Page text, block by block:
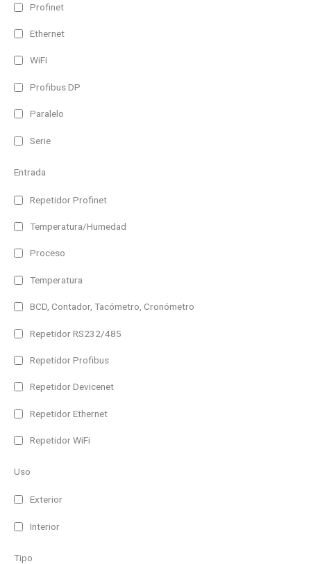
Profinet
Ethernet
WiFi
Profibus DP
Paralelo
Serie
Entrada
Repetidor Profinet
Temperatura/Humedad
Proceso
Temperatura
BCD, Contador, Tacómetro, Cronómetro
Repetidor RS232/485
Repetidor Profibus
Repetidor Devicenet
Repetidor Ethernet
Repetidor WiFi
Uso
Exterior
Interior
Tipo